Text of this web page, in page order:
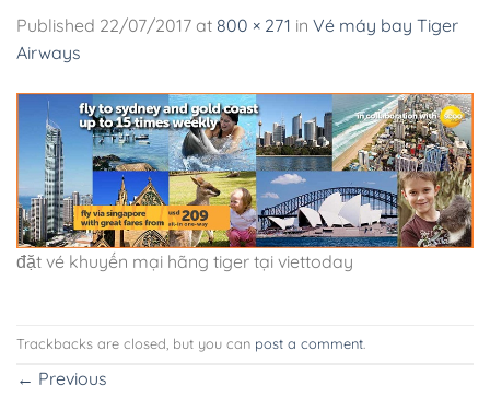
Published 22/07/2017 at 800 × 271 in Vé máy bay Tiger
Airways
đặt vé khuyến mại hãng tiger tại viettoday
Trackbacks are closed, but you can post a comment
← Previous